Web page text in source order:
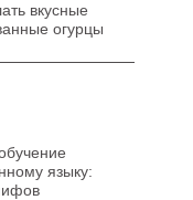
вкусные
огурцы
языку: